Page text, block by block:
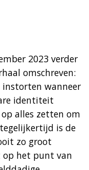
2023 verder
omschreven:
instorten wanneer
identiteit
alles zetten om
is de
zo groot
op het punt van